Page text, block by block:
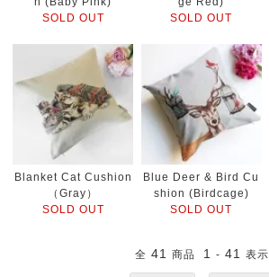
SOLD OUT
SOLD OUT
Blanket Cat Cushion
（Gray）
SOLD OUT
Blue Deer & Bird Cu
shion (Birdcage)
SOLD OUT
全 41 商品 1 - 41 表示